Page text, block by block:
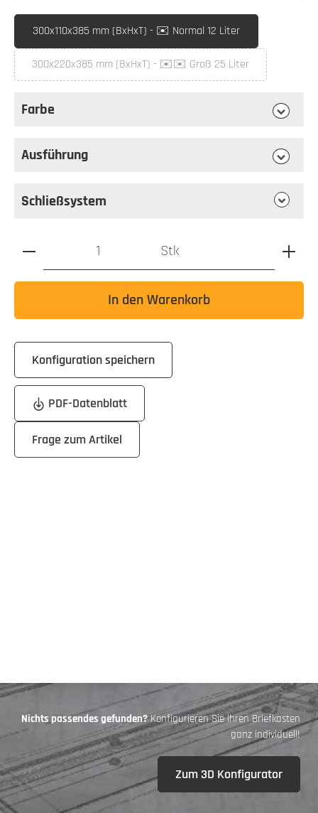
Briefkastenmaßauswählen
300x110x385 mm (BxHxT) - ✉️ Normal 12 Liter
300x220x385 mm (BxHxT) - ✉️✉️ Groß 25 Liter
(Diese Option ist zurzeit nicht verfügbar.)
Farbe
Ausführung
Schließsystem
Produkt Anzahl: Gib den gewünschten Wert ein oder
Stk
In den Warenkorb
Konfiguration speichern
PDF-Datenblatt
Frage zum Artikel
Nichts passendes gefunden?Konfigurieren Sie Ihren Briefkasten
ganz individuell!
Zum 3D Konfigurator